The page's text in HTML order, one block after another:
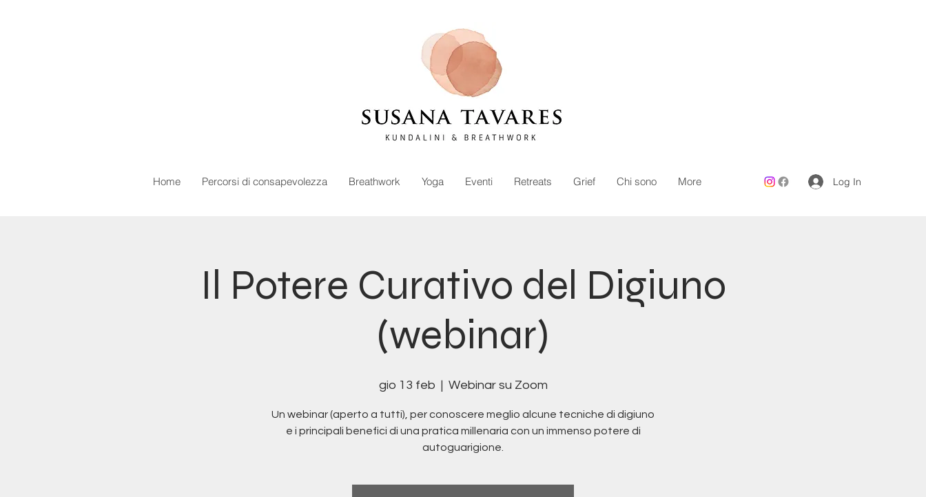
Home Percorsi di consapevolezza Breathwork Yoga Eventi Retreats Grief Chi sono More Log In
Il Potere Curativo del Digiuno
(webinar)
gio 13 feb
  |
Webinar su Zoom
Un webinar (aperto a tutti), per conoscere meglio alcune tecniche di digiuno
e i principali benefici di una pratica millenaria con un immenso potere di
autoguarigione.